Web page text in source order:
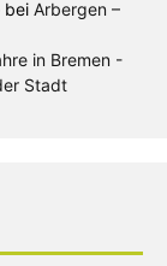
bei Arbergen –
in Bremen -
Stadt